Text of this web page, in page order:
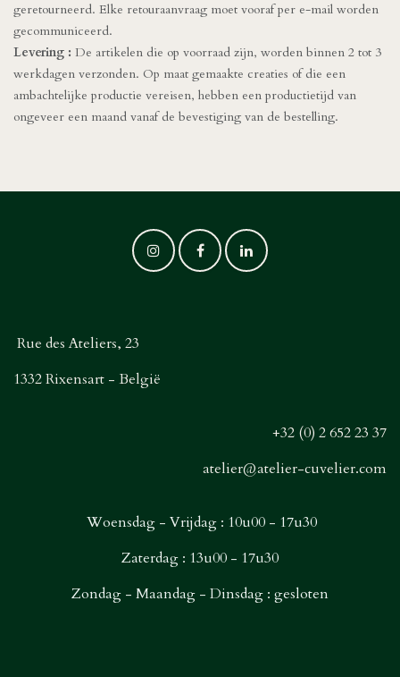
geretourneerd. Elke retouraanvraag moet vooraf per e-mail worden
gecommuniceerd.
Levering : De artikelen die op voorraad zijn, worden binnen 2 tot 3
werkdagen verzonden. Op maat gemaakte creaties of die een
ambachtelijke productie vereisen, hebben een productietijd van
ongeveer een maand vanaf de bevestiging van de bestelling.
Rue des Ateliers, 23
1332 Rixensart - België
+32 (0) 2 652 23 37
atelier@atelier-cuvelier.com
Woensdag - Vrijdag : 10u00 - 17u30
Zaterdag : 13u00 - 17u30
Zondag - Maandag - Dinsdag : gesloten